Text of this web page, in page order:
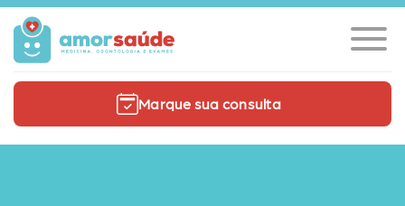
Marque sua consulta